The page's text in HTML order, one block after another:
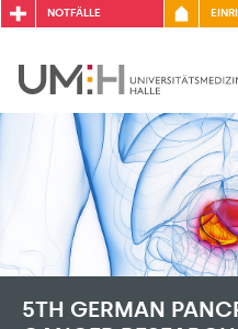
NOTFÄLLE
5TH GERMAN